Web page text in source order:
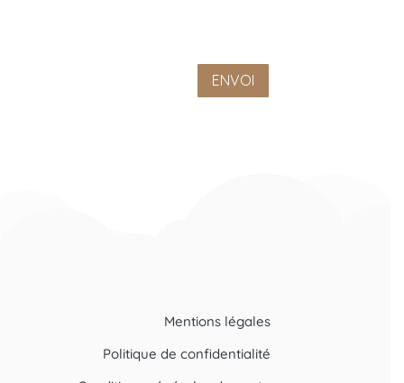
ENVOI
Mentions légales
Politique de confidentialité